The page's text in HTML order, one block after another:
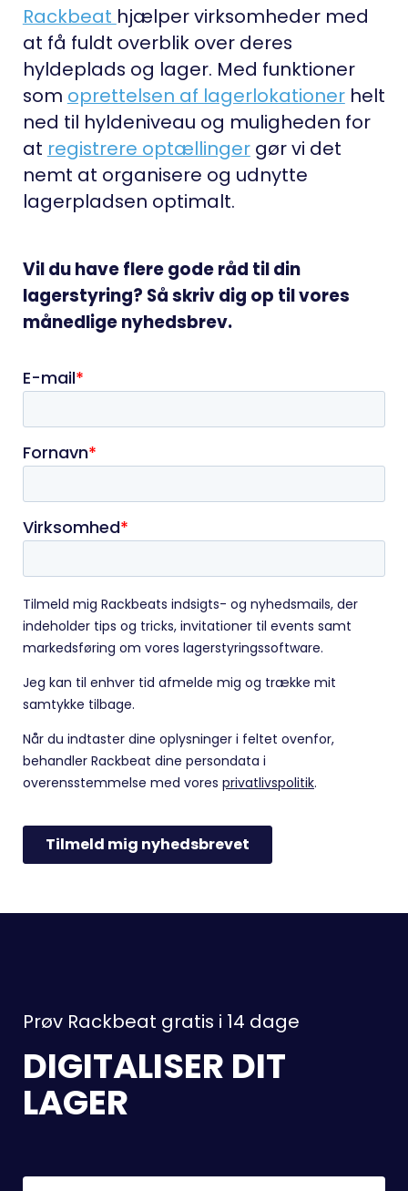
Rackbeat hjælper virksomheder med
at få fuldt overblik over deres
hyldeplads og lager. Med funktioner
som oprettelsen af lagerlokationerhelt
ned til hyldeniveau og muligheden for
at registrere optællingergør vi det
nemt at organisere og udnytte
lagerpladsen optimalt.
Vil du have flere gode råd til din
lagerstyring? Så skriv dig op til vores
månedlige nyhedsbrev.
Prøv Rackbeat gratis i 14 dage
DIGITALISER DIT
LAGER